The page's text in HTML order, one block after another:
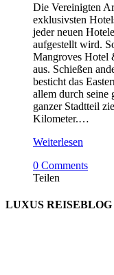
Die Vereinigten
exklusivsten
jeder neuen
aufgestellt wird.
Mangroves Hotel
aus. Schießen
besticht das
allem durch seine
ganzer Stadtteil
Kilometer.…
Weiterlesen
0 Comments
Teilen
LUXUS REISEBLOG